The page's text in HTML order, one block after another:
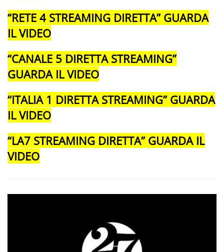
“RETE 4 STREAMING DIRETTA” GUARDA
IL VIDEO
“CANALE 5 DIRETTA STREAMING”
GUARDA IL VIDEO
“ITALIA 1 DIRETTA STREAMING” GUARDA
IL VIDEO
“LA7 STREAMING DIRETTA” GUARDA IL
VIDEO